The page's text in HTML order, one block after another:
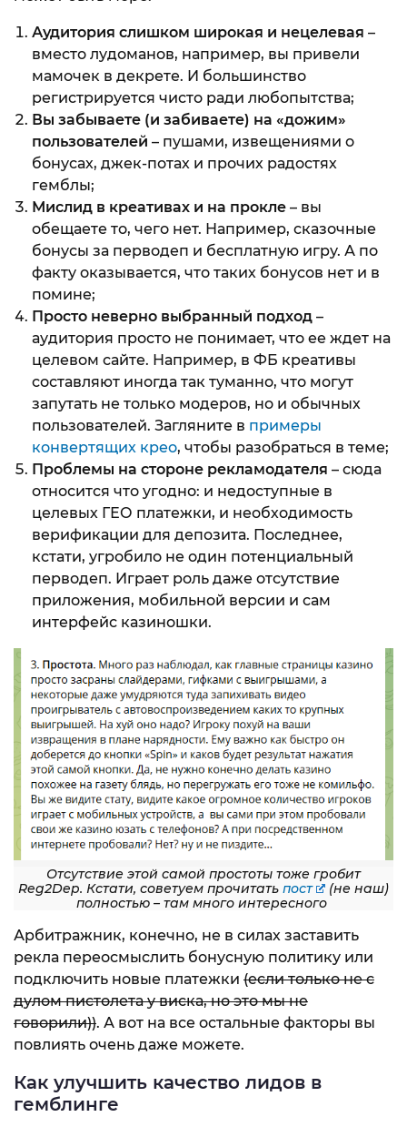
Аудитория слишком широкая и нецелевая –
вместо лудоманов, например, вы привели
мамочек в декрете. И большинство
регистрируется чисто ради любопытства;
Вы забываете (и забиваете) на «дожим»
пользователей – пушами, извещениями о
бонусах, джек-потах и прочих радостях
гемблы;
Мислид в креативах и на прокле – вы
обещаете то, чего нет. Например, сказочные
бонусы за перводеп и бесплатную игру. А по
факту оказывается, что таких бонусов нет и в
помине;
Просто неверно выбранный подход –
аудитория просто не понимает, что ее ждет на
целевом сайте. Например, в ФБ креативы
составляют иногда так туманно, что могут
запутать не только модеров, но и обычных
пользователей. Загляните в примеры
конвертящих крео, чтобы разобраться в теме;
Проблемы на стороне рекламодателя – сюда
относится что угодно: и недоступные в
целевых ГЕО платежки, и необходимость
верификации для депозита. Последнее,
кстати, угробило не один потенциальный
перводеп. Играет роль даже отсутствие
приложения, мобильной версии и сам
интерфейс казиношки.
Отсутствие этой самой простоты тоже гробит
Reg2Dep. Кстати, советуем прочитать пост
(не наш)
полностью – там много интересного
Арбитражник, конечно, не в силах заставить
рекла переосмыслить бонусную политику или
подключить новые платежки (если только не с
дулом пистолета у виска, но это мы не
говорили)). А вот на все остальные факторы вы
повлиять очень даже можете.
Как улучшить качество лидов в
гемблинге